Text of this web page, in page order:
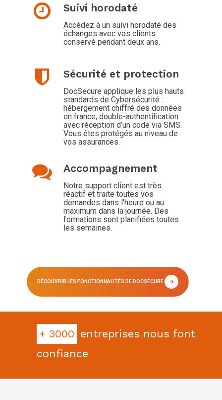
Suivi horodaté
Accédez à un suivi horodaté des
échanges avec vos clients
conservé pendant deux ans.
Sécurité et protection
DocSecure applique les plus hauts
standards de Cybersécurité :
hébergement chiffré des données
en france, double-authentification
avec réception d’un code via SMS.
Vous êtes protégés au niveau de
vos assurances.
Accompagnement
Notre support client est très
réactif et traite toutes vos
demandes dans l'heure ou au
maximum dans la journée. Des
formations sont planifiées toutes
les semaines.
DÉCOUVRIR LES FONCTIONNALITÉS DE DOCSECURE
+ 3000 entreprises nous font
confiance